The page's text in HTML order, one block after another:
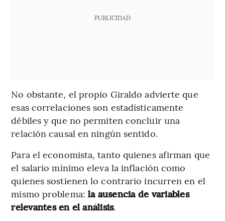
PUBLICIDAD
No obstante, el propio Giraldo advierte que
esas correlaciones son estadísticamente
débiles y que no permiten concluir una
relación causal en ningún sentido.
Para el economista, tanto quienes afirman que
el salario mínimo eleva la inflación como
quienes sostienen lo contrario incurren en el
mismo problema: la ausencia de variables
relevantes en el análisis.